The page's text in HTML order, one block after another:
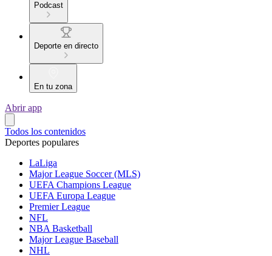
Podcast
Deporte en directo
En tu zona
Abrir app
Todos los contenidos
Deportes populares
LaLiga
Major League Soccer (MLS)
UEFA Champions League
UEFA Europa League
Premier League
NFL
NBA Basketball
Major League Baseball
NHL